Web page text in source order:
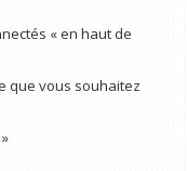
« en haut de
que vous souhaitez